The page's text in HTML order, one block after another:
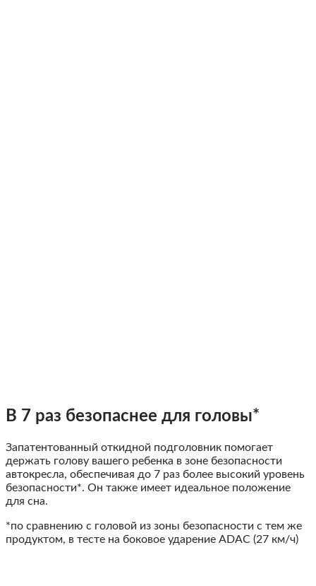
В 7 раз безопаснее для головы*
Запатентованный откидной подголовник помогает
держать голову вашего ребенка в зоне безопасности
автокресла, обеспечивая до 7 раз более высокий уровень
безопасности*. Он также имеет идеальное положение
для сна.
*по сравнению с головой из зоны безопасности с тем же
продуктом, в тесте на боковое ударение ADAC (27 км/ч)